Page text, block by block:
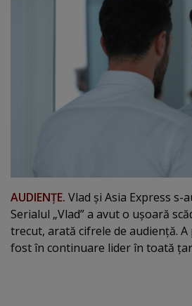
AUDIENŢE. Vlad şi Asia Express s-
Serialul „Vlad” a avut o uşoară
trecut, arată cifrele de audienţă.
fost în continuare lider în toată